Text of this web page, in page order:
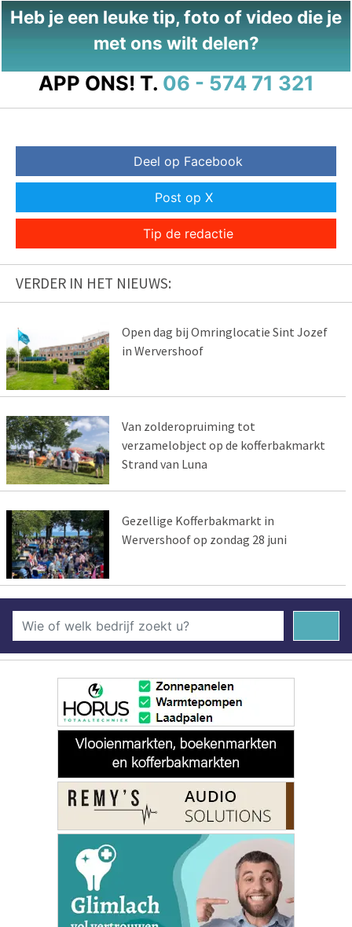
Heb je een leuke tip, foto of video die je
met ons wilt delen?
APP ONS! T. 06 - 574 71 321
Deel op Facebook
Post op X
Tip de redactie
VERDER IN HET NIEUWS:
Open dag bij Omringlocatie Sint Jozef
in Wervershoof
Van zolderopruiming tot
verzamelobject op de kofferbakmarkt
Strand van Luna
Gezellige Kofferbakmarkt in
Wervershoof op zondag 28 juni